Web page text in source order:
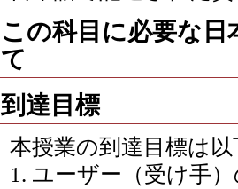
この科目に必要な
て
到達目標
本授業の到達目標は
1. ユーザー（受け手